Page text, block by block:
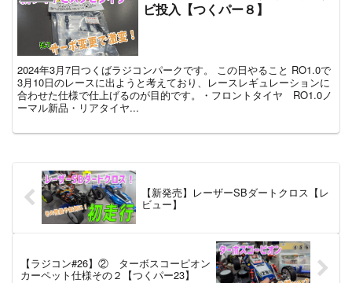
ビ投入【つくパー８】
2024年3月7日つくばラジコンパークです。 この日やること RO1.0で
3月10日のレースに出ようと考えており、レースレギュレーションに
合わせた仕様で仕上げるのが目的です。・フロントタイヤ RO1.0ノ
ーマル新品・リアタイヤ...
【新発売】レーザーSBダートクロス【レ
ビュー】
【ラジコン#26】② ターボスコーピオン
カーペット仕様その２【つくパー23】